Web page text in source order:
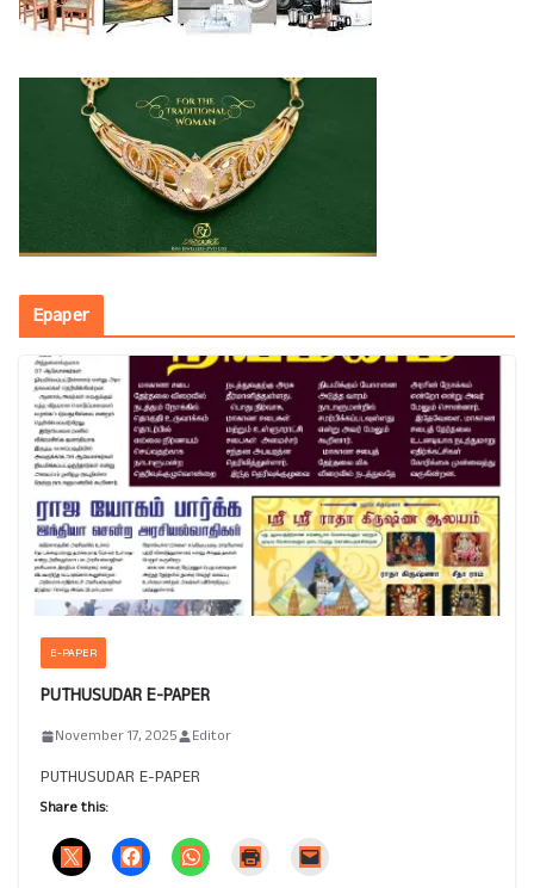
Epaper
E-PAPER
PUTHUSUDAR E-PAPER
November 17, 2025 Editor
PUTHUSUDAR E-PAPER
Share this: